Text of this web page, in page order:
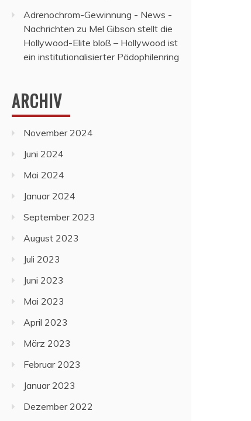
Adrenochrom-Gewinnung - News -
Nachrichten zu Mel Gibson stellt die
Hollywood-Elite bloß – Hollywood ist
ein institutionalisierter Pädophilenring
ARCHIV
November 2024
Juni 2024
Mai 2024
Januar 2024
September 2023
August 2023
Juli 2023
Juni 2023
Mai 2023
April 2023
März 2023
Februar 2023
Januar 2023
Dezember 2022